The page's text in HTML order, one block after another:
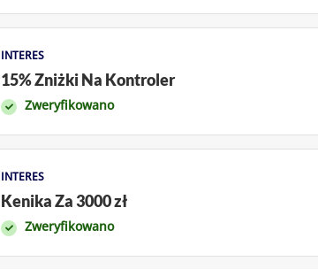
INTERES
15% Zniżki Na Kontroler
Zweryfikowano
INTERES
Kenika Za 3000 zł
Zweryfikowano